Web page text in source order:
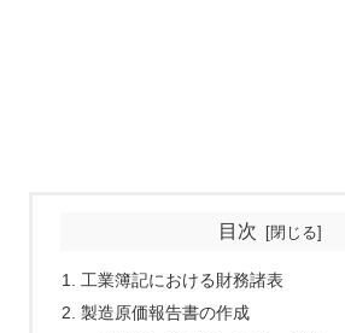
目次
工業簿記における財務諸表
製造原価報告書の作成